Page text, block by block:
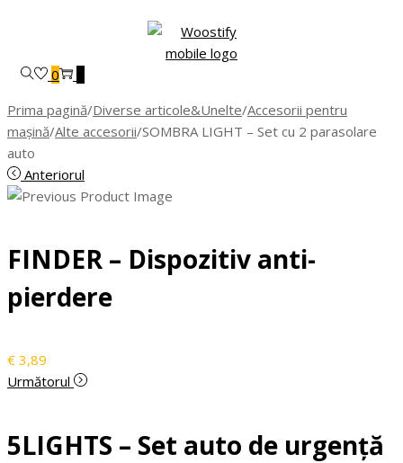
0
Prima pagină/Diverse articole&Unelte/Accesorii pentru
mașină/Alte accesorii/SOMBRA LIGHT – Set cu 2 parasolare
auto
Anteriorul
FINDER – Dispozitiv anti-
pierdere
€ 3,89
Următorul
5LIGHTS – Set auto de urgență